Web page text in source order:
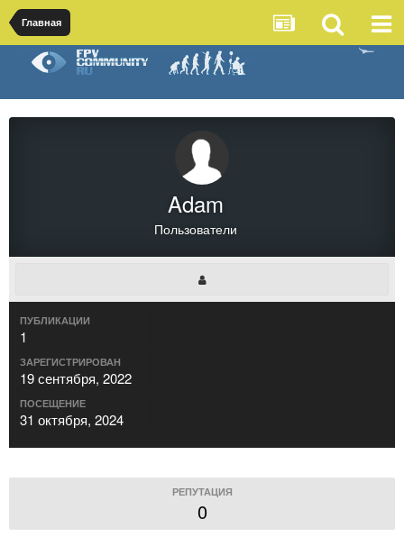
Главная
Adam
Пользователи
ПУБЛИКАЦИИ
1
ЗАРЕГИСТРИРОВАН
19 сентября, 2022
ПОСЕЩЕНИЕ
31 октября, 2024
РЕПУТАЦИЯ
0